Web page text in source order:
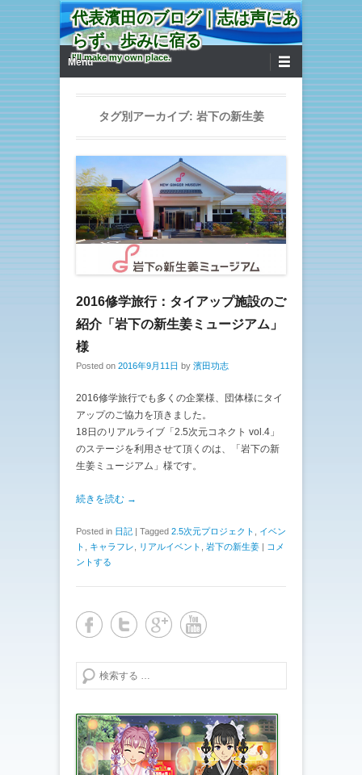
代表濱田のブログ｜志は声にあ
らず、歩みに宿る
I'll make my own place.
第1メニュー
コンテンツへ移動
Menu
タグ別アーカイブ: 岩下の新生姜
2016修学旅行：タイアップ施設のご
紹介「岩下の新生姜ミュージアム」
様
Posted on 2016年9月11日 by 濱田功志
2016修学旅行でも多くの企業様、団体様にタイ
アップのご協力を頂きました。
18日のリアルライブ「2.5次元コネクト vol.4」
のステージを利用させて頂くのは、「岩下の新
生姜ミュージアム」様です。
続きを読む →
Posted in 日記 | Tagged 2.5次元プロジェクト
イベン
ト
キャラフレ リアルイベント 岩下の新生姜 | コメ
ントする
検索する